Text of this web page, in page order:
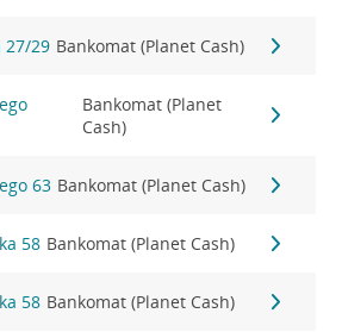
27/29 Bankomat (Planet Cash)
Bankomat (Planet
Cash)
63 Bankomat (Planet Cash)
58 Bankomat (Planet Cash)
58 Bankomat (Planet Cash)